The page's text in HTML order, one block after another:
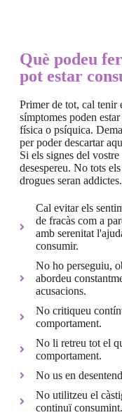
Què podeu
pot estar
Primer de tot, cal tenir
símptomes poden
física o psíquica.
per poder descartar
Si els signes del
desespereu. No tots
drogues seran addictes.
Cal evitar els
de fracàs com a
amb serenitat
consumir.
No ho perseguiu,
abordeu
acusacions.
No critiqueu
comportament.
No li retreu tot el
comportament.
No us en
No utilitzeu el
continuï consumint.